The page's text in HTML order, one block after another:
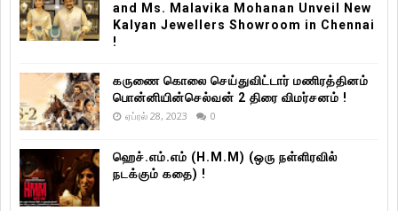
and Ms. Malavika Mohanan Unveil New
Kalyan Jewellers Showroom in Chennai
!
கருணை கொலை செய்துவிட்டார் மணிரத்தினம்
பொன்னியின்செல்வன் 2 திரை விமர்சனம் !
ஏப்ரல் 28, 2023 0
ஹெச்.எம்.எம் (H.M.M) (ஒரு நள்ளிரவில்
நடக்கும் கதை) !